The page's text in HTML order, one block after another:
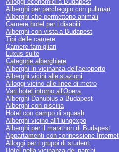
Alloggi economici a Budapest
Alberghi per parcheggio con pullman
Alberghi che permettono animali
Camere hotel per i disabili
Alberghi con vista a Budapest
Tipi delle camere
Camere famigliari
Luxus suite
Categorie alberghiere
Alberghi in vicinanza dell'aeroporto
Alberghi vicini alle stazioni
Alloggi vicino alle linee di metro
Vari hotel intorno all'Opera
Alberghi Danubius a Budapest
Alberghi con piscina
Hotel con campo di squash
Alberghi vicino all'Hungexpo
Alberghi per il marathon di Budapest
Appartamenti con connessione Internet
Alloggi per i gruppi di studenti
Hotel nella vicinanza dei parchi